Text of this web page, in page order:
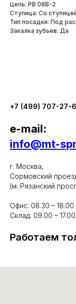
Цепь: PB 08B-2
Ступица: Со
Тип посадки: Под
Закалка зубьев: Да
+7 (499) 707-27-
e-mail:
info@mt-
г. Москва,
Сормовский
(м. Рязанский
Офис: 08.30 – 18.00
Склад: 09.00 –
Работаем